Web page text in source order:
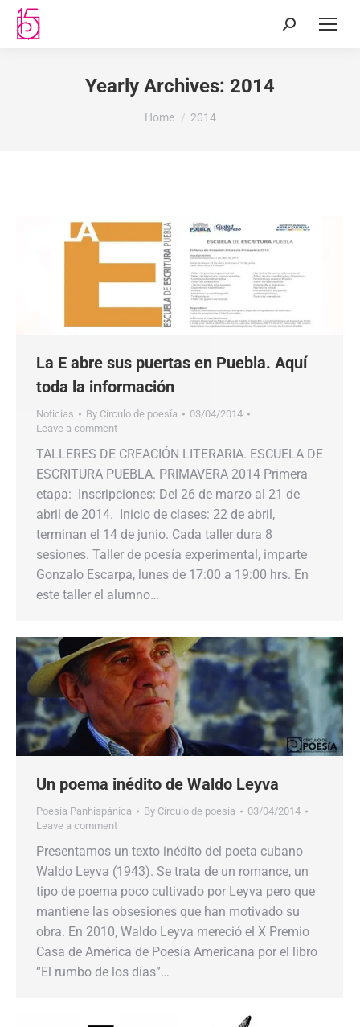
Yearly Archives: 2014
You are here:
Home 2014
La E abre sus puertas en Puebla. Aquí
toda la información
Noticias By Círculo de poesía
03/04/2014
Leave a comment
TALLERES DE CREACIÓN LITERARIA. ESCUELA DE
ESCRITURA PUEBLA. PRIMAVERA 2014 Primera
etapa: Inscripciones: Del 26 de marzo al 21 de
abril de 2014. Inicio de clases: 22 de abril,
terminan el 14 de junio. Cada taller dura 8
sesiones. Taller de poesía experimental, imparte
Gonzalo Escarpa, lunes de 17:00 a 19:00 hrs. En
este taller el alumno…
Un poema inédito de Waldo Leyva
Poesía Panhispánica By Círculo de poesía
03/04/2014
Leave a comment
Presentamos un texto inédito del poeta cubano
Waldo Leyva (1943). Se trata de un romance, un
tipo de poema poco cultivado por Leyva pero que
mantiene las obsesiones que han motivado su
obra. En 2010, Waldo Leyva mereció el X Premio
Casa de América de Poesía Americana por el libro
“El rumbo de los días”…